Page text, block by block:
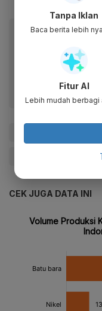
Baca artikel
Dapatkan
fitur menarik lainnya
CEK JUGA DATA INI
Tanpa Iklan
Baca berita lebih
Fitur AI
Lebih mudah berbagi